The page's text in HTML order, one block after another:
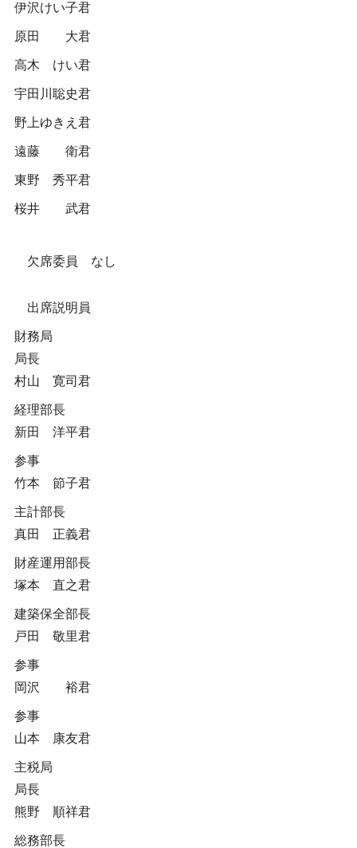
伊沢けい子君
原田 大君
高木 けい君
宇田川聡史君
野上ゆきえ君
遠藤 衛君
東野 秀平君
桜井 武君
欠席委員 なし
出席説明員
財務局
局長
村山 寛司君
経理部長
新田 洋平君
参事
竹本 節子君
主計部長
真田 正義君
財産運用部長
塚本 直之君
建築保全部長
戸田 敬里君
参事
岡沢 裕君
参事
山本 康友君
主税局
局長
熊野 順祥君
総務部長